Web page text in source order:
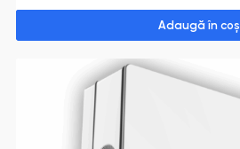
Adaugă în coș